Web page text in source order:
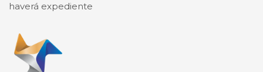
haverá expediente
Página inicial